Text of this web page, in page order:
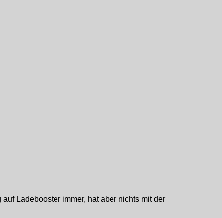
Ladebooster immer, hat aber nichts mit der